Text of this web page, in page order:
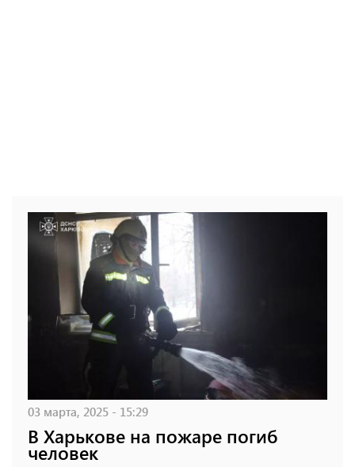
03 марта, 2025 - 15:29
В Харькове на пожаре погиб
человек